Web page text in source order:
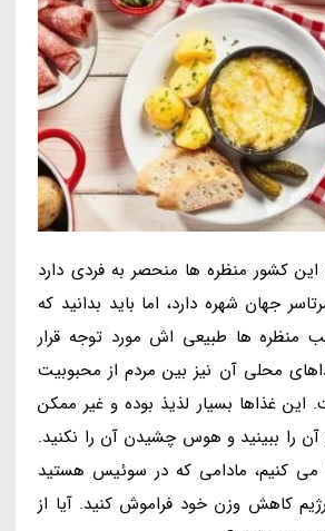
کشور منظره ها منحصر به فردی دارد
جهان شهره دارد، اما باید بدانید که
منظره ها طبیعی اش مورد توجه قرار
محلی آن نیز بین مردم از محبوبیت
این غذاها بسیار لذیذ بوده و غیر ممکن
را ببینید و هوس چشیدن آن را نکنید.
کنیم، مادامی که در سوئیس هستید
کاهش وزن خود فراموش کنید. آیا از